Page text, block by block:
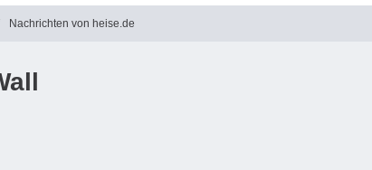
Nachrichten von heise.de